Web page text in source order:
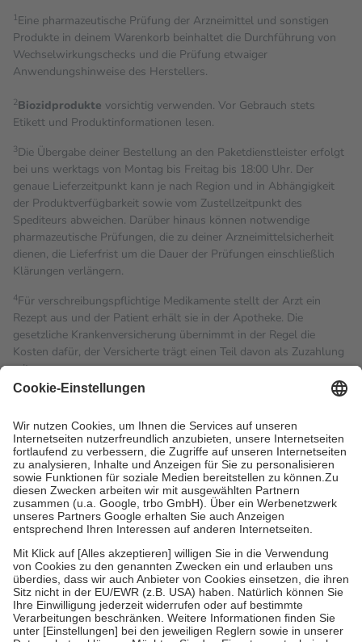
1Eine pharmazeutische Prüfung der Arzneimittel und sonstigen
Produkte in deinem Warenkorb beinhaltet die Durchführung von
Wechselwirkungschecks und die Prüfung etwaiger
Anwendungshinweise des Herstellers.
2Biozidprodukte vorsichtig verwenden. Vor Gebrauch stets
Etikett und Produktinformationen lesen.
3Die Übergabe deiner Bestellung an den Paketdienstleister erfolgt
bei uns werktags von Montag bis Freitag bis 18:00 Uhr. Der
genaue Lieferzeitpunkt kann je nach Region und in Abhängigkeit
der Produktverfügbarkeit sowie vom Zustellzeitpunkt des
Spediteurs abweichen. Darüber hinaus können notwendige
pharmazeutische Prüfungen, die zu deiner Arzneimittelsicherheit
dienen, die Lieferfrist um die Dauer der Prüfungen einschließlich
Klärungen verlängern.
4Für verschreibungspflichtige Medikamente stellt der Arzt ein
Rezept aus und der Patient erhält sie in der Apotheke. Die
gesetzliche Krankenversicherung übernimmt in der Regel die
Kosten dafür, der Versicherte trägt einen Teil davon als Zuzahlung
mit.
Grundsätzlich leisten Mitglieder Zuzahlungen in Höhe von zehn
höchstens zehn Euro.
Es sind jedoch nie mehr als die
tatsächlichen Kosten der Leistung zu entrichten.
Diese Regeln gelten grundsätzlich auch für Online-Apotheken.
Bei Heilmitteln und häuslicher Krankenpflege beträgt die
Zuzahlung zehn Prozent der Kosten sowie zehn Euro je
Verordnung.
Um das Engagement der Versicherten für ihre eigene Gesundheit
zu stärken und die besondere Stellung der Familie zu unterstützen,
fallenkeine Zuzahlungenan bei:
• Kindern und Jugendlichen bis zum vollendeten 18. Lebensjahr
mit Ausnahme der Fahrkosten
• Untersuchungen zur Vorsorge und Früherkennung, die von der
GKV getragen werden